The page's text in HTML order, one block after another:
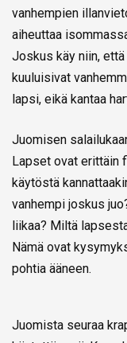
vanhempien
aiheuttaa
Joskus käy niin,
kuuluisivat
lapsi, eikä kantaa
Juomisen
Lapset ovat erittäin
käytöstä
vanhempi joskus
liikaa? Miltä
Nämä ovat
pohtia ääneen.
Juomista seuraa